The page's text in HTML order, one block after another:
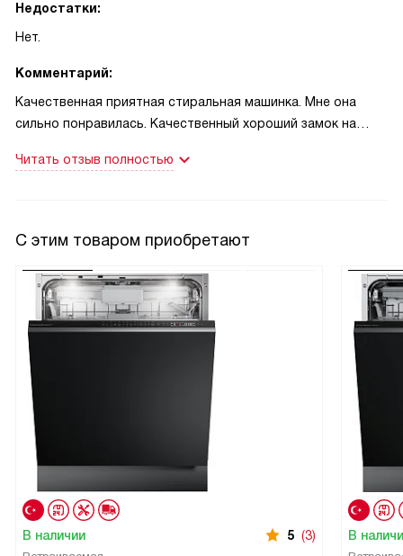
Недостатки:
Нет.
Комментарий:
Качественная приятная стиральная машинка. Мне она
сильно понравилась. Качественный хороший замок на
производителю за такую замечательную модель!
ассортименте доступно что-либо качественное, хорошее,
европейского производства! Стиральная машинка
однозначно оправдывает своим качеством страну
производства. Стиральная машинка выполнена в хорошем
дизайне. Внешний вид однозначно вызывает уважение к
данной модели. Стиральная машинка хорошо смотрится в
ванной. На этом всё, спасибо.
Читать отзыв полностью
С этим товаром приобретают
В наличии 5 (3) В